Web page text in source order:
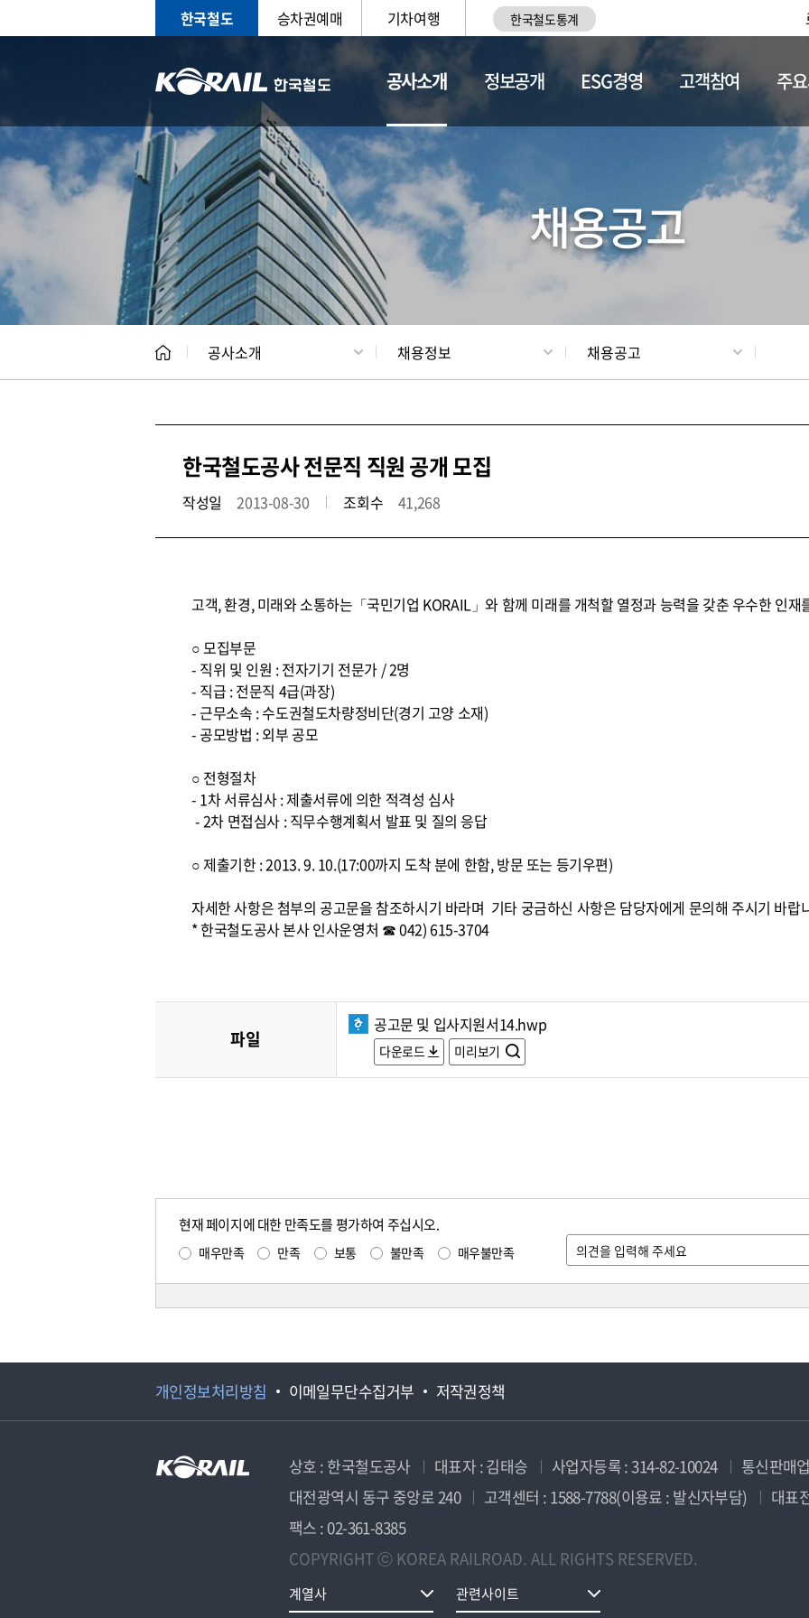
한국철도 승차권예매 기차여행 한국철도통계
공사소개
CEO 일반현황 채용정보
정보공개 ESG경영 고객참여 주
채용공고
공사소개 채용정보 채용공고
한국철도공사 전문직 직원 공개 모집
작성일 2013-08-30 조회수 41,268
고객, 환경, 미래와 소통하는「국민기업 KORAIL」와 함께 미래를 개척할 열정과 능력을 갖춘 우수한 인재
○ 모집부문
- 직위 및 인원 : 전자기기 전문가 / 2명
- 직급 : 전문직 4급(과장)
- 근무소속 : 수도권철도차량정비단(경기 고양 소재)
- 공모방법 : 외부 공모
○ 전형절차
- 1차 서류심사 : 제출서류에 의한 적격성 심사
- 2차 면접심사 : 직무수행계획서 발표 및 질의 응답
○ 제출기한 : 2013. 9. 10.(17:00까지 도착 분에 한함, 방문 또는 등기우편)
자세한 사항은 첨부의 공고문을 참조하시기 바라며 기타 궁금하신 사항은 담당자에게 문의해 주시기 바랍
* 한국철도공사 본사 인사운영처 ☎ 042) 615-3704
파일
공고문 및 입사지원서14.hwp
다운로드 미리보기
현재 페이지에 대한 만족도를 평가하여 주십시오.
매우만족 만족 보통 불만족 매우불만족
개인정보처리방침 이메일무단수집거부 저작권정책
상호 : 한국철도공사 대표자 : 김태승 사업자등록 : 314-82-10024
통신판매
대전광역시 동구 중앙로 240
고객센터 : 1588-7788(이용료 : 발신자부담)
대표
팩스 : 02-361-8385
COPYRIGHT ⓒ KOREA RAILROAD. ALL RIGHTS RESERVED.
계열사 관련사이트